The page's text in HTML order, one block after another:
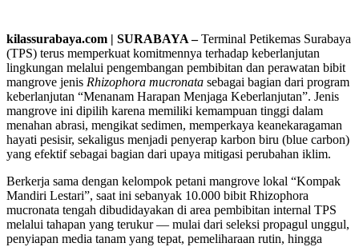
kilassurabaya.com | SURABAYA –Terminal Petikemas Surabaya
(TPS) terus memperkuat komitmennya terhadap keberlanjutan
lingkungan melalui pengembangan pembibitan dan perawatan bibit
mangrove jenis Rhizophora mucronata sebagai bagian dari program
keberlanjutan “Menanam Harapan Menjaga Keberlanjutan”. Jenis
mangrove ini dipilih karena memiliki kemampuan tinggi dalam
menahan abrasi, mengikat sedimen, memperkaya keanekaragaman
hayati pesisir, sekaligus menjadi penyerap karbon biru (blue carbon)
yang efektif sebagai bagian dari upaya mitigasi perubahan iklim.
Berkerja sama dengan kelompok petani mangrove lokal “Kompak
Mandiri Lestari”, saat ini sebanyak 10.000 bibit Rhizophora
mucronata tengah dibudidayakan di area pembibitan internal TPS
melalui tahapan yang terukur — mulai dari seleksi propagul unggul,
penyiapan media tanam yang tepat, pemeliharaan rutin, hingga